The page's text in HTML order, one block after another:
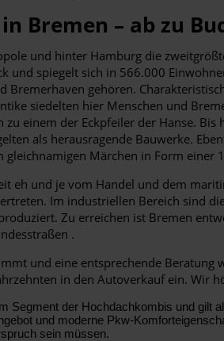
Bremen – ab zu
und hinter Hamburg die
und spiegelt sich in 566.000
Bremerhaven gehören.
siedelten hier Menschen und
einem der Eckpfeiler der Hanse.
als herausragende Bauwerke.
Märchen in Form einer
eh und je vom Handel und dem
Im industriellen Bereich sind
Zu erreichen ist Bremen
.
und eine entsprechende
in den Autoverkauf ein. Wir
Segment der Hochdachkombis und gilt
und moderne Pkw-
sein müssen.